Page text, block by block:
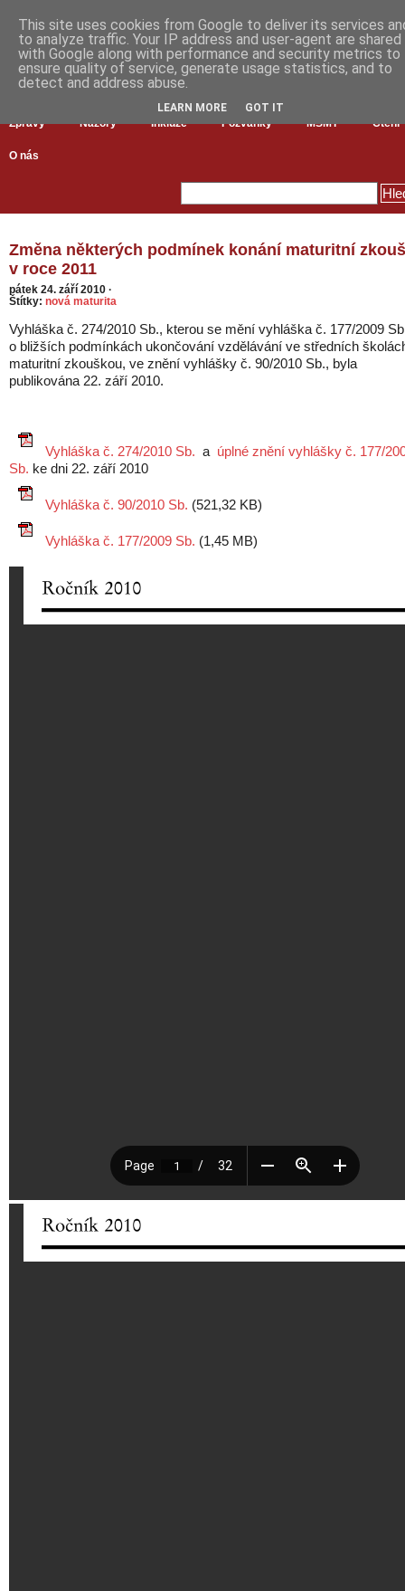
Zprávy Názory Inkluze Pozvánky MŠMT Čtení
O nás
Změna některých podmínek konání maturitní
v roce 2011
pátek 24. září 2010 ·
Štítky: nová maturita
Vyhláška č. 274/2010 Sb., kterou se mění vyhláška č. 177/2009
o bližších podmínkách ukončování vzdělávání ve středních
maturitní zkouškou, ve znění vyhlášky č. 90/2010 Sb., byla
publikována 22. září 2010.
Vyhláška č. 274/2010 Sb. a úplné znění vyhlášky č. 177/
Sb. ke dni 22. září 2010
Vyhláška č. 90/2010 Sb. (521,32 KB)
Vyhláška č. 177/2009 Sb. (1,45 MB)
This site uses cookies from Google to deliver its services
to analyze traffic. Your IP address and user-agent are shared
with Google along with performance and security metrics to
ensure quality of service, generate usage statistics, and to
detect and address abuse.
LEARN MORE GOT IT